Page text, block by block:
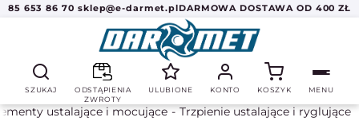
85 653 86 70 sklep@e-darmet.plDARMOWA DOSTAWA OD 400 ZŁ
SZUKAJ
ODSTĄPIENIA
ZWROTY
ULUBIONE KONTO KOSZYK MENU
ustalające i mocujące Trzpienie ustalające i ryglujące